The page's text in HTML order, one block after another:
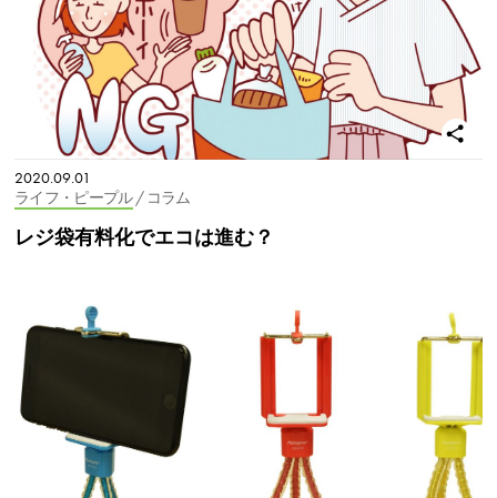
2020.09.01
ライフ・ピープル/ コラム
レジ袋有料化でエコは進む？